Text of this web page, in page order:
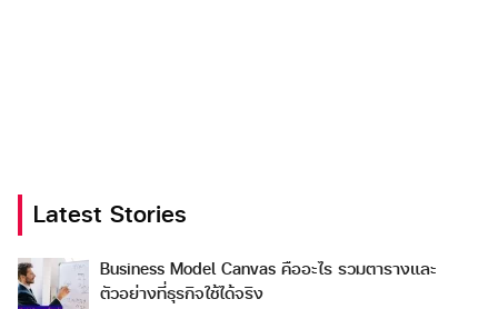
Latest Stories
Business Model Canvas คืออะไร รวมตารางและ
ตัวอย่างที่ธุรกิจใช้ได้จริง